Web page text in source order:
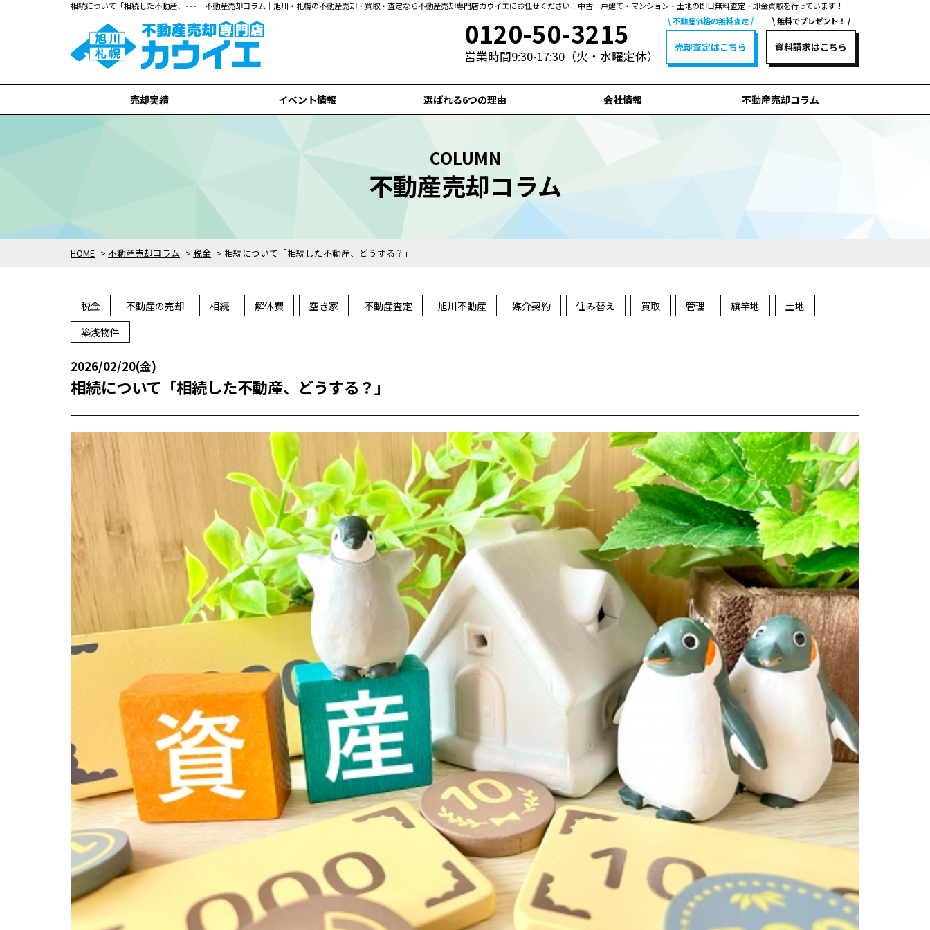
相続について「相続した不動産、･･･｜不動産売却コラム｜旭川・札幌の不動産売却・買取・査定なら不動産売却専門店カウイエにお任せください！中古一戸建て・マンション・土地の即日無料査定・即金買取を行っています！
0120-50-3215
営業時間9:30-17:30（火・水曜定休）
不動産価格の無料査定
売却査定はこちら
無料でプレゼント！
資料請求はこちら
売却実績
全て
旭川市
札幌市
イベント情報 選ばれる6つの理由 会社情報 不動産売却コラム
HOME > 不動産売却コラム > 税金 > 相続について「相続した不動産、どうする？」
COLUMN
不動産売却コラム
税金 不動産の売却 相続 解体費 空き家 不動産査定 旭川不動産 媒介契約 住み替え 買取 管理 旗竿地
土地
築浅物件
2026/02/20(金)
相続について「相続した不動産、どうする？」